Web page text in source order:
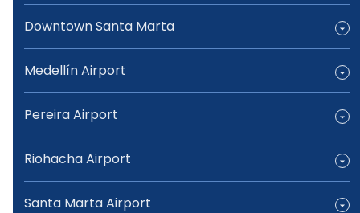
Downtown Santa Marta
Medellín Airport
Pereira Airport
Riohacha Airport
Santa Marta Airport